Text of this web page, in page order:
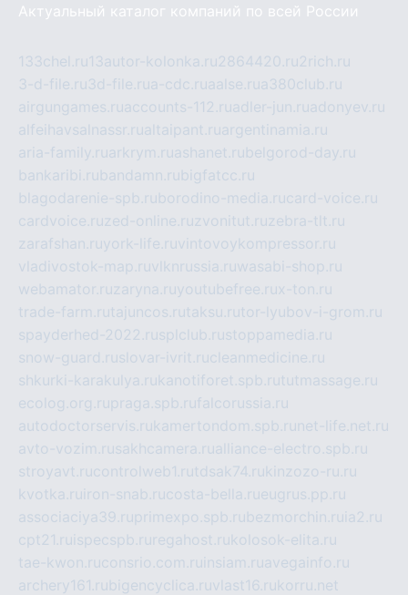
Актуальный каталог компаний по всей России
133chel.ru13autor-kolonka.ru2864420.ru2rich.ru
3-d-file.ru3d-file.rua-cdc.ruaalse.rua380club.ru
airgungames.ruaccounts-112.ruadler-jun.ruadonyev.ru
alfeihavsalnassr.rualtaipant.ruargentinamia.ru
aria-family.ruarkrym.ruashanet.rubelgorod-day.ru
bankaribi.rubandamn.rubigfatcc.ru
blagodarenie-spb.ruborodino-media.rucard-voice.ru
cardvoice.ruzed-online.ruzvonitut.ruzebra-tlt.ru
zarafshan.ruyork-life.ruvintovoykompressor.ru
vladivostok-map.ruvlknrussia.ruwasabi-shop.ru
webamator.ruzaryna.ruyoutubefree.rux-ton.ru
trade-farm.rutajuncos.rutaksu.rutor-lyubov-i-grom.ru
spayderhed-2022.rusplclub.rustoppamedia.ru
snow-guard.ruslovar-ivrit.rucleanmedicine.ru
shkurki-karakulya.rukanotiforet.spb.rututmassage.ru
ecolog.org.rupraga.spb.rufalcorussia.ru
autodoctorservis.rukamertondom.spb.ru net-life.net.ru
avto-vozim.rusakhcamera.rualliance-electro.spb.ru
stroyavt.rucontrolweb1.rutdsak74.rukinzozo-ru.ru
kvotka.ru iron-snab.rucosta-bella.rueugrus.pp.ru
associaciya39.ruprimexpo.spb.rubezmorchin.ru ia2.ru
cpt21.ru ispecspb.ru regahost.rukolosok-elita.ru
tae-kwon.ruconsrio.com.ru insiam.ruavegainfo.ru
archery161.rubigencyclica.ruvlast16.rukorru.net